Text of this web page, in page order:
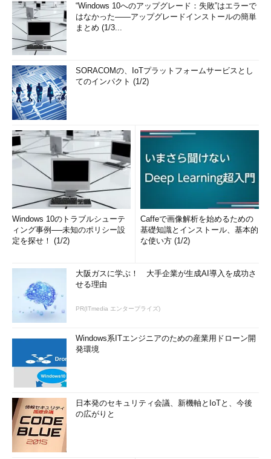
“Windows 10へのアップグレード：失敗”はエラーで
はなかった――アップグレードインストールの簡単
まとめ (1/3...
SORACOMの、IoTプラットフォームサービスとし
てのインパクト (1/2)
Windows 10のトラブルシューテ
ィング事例──未知のポリシー設
定を探せ！ (1/2)
Caffeで画像解析を始めるための
基礎知識とインストール、基本的
な使い方 (1/2)
大阪ガスに学ぶ！ 大手企業が生成AI導入を成功さ
せる理由
PR(ITmedia エンタープライズ)
Windows系ITエンジニアのための産業用ドローン開
発環境
日本発のセキュリティ会議、新機軸とIoTと、今後
の広がりと